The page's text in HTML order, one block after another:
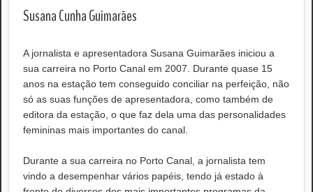
Susana Cunha Guimarães
A jornalista e apresentadora Susana Guimarães iniciou a
sua carreira no Porto Canal em 2007. Durante quase 15
anos na estação tem conseguido conciliar na perfeição, não
só as suas funções de apresentadora, como também de
editora da estação, o que faz dela uma das personalidades
femininas mais importantes do canal.
Durante a sua carreira no Porto Canal, a jornalista tem
vindo a desempenhar vários papéis, tendo já estado à